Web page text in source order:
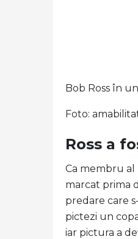
Bob Ross în
Foto:
Ross a
Ca membru al
marcat prima
predare care
pictezi un
iar pictura a